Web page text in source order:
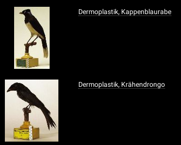
Dermoplastik, Kappenblaurabe
Dermoplastik, Krähendrongo